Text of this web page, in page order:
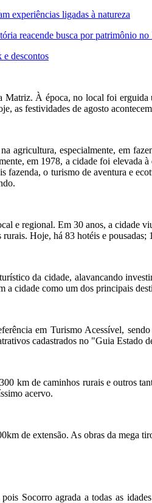
experiências ligadas à natureza
reacende busca por patrimônio no
descontos
À época, no local foi
as festividades de agosto
agricultura, especialmente, em
em 1978, a cidade foi
fazenda, o turismo de aventura e
e regional. Em 30 anos, a cidade
Hoje, há 83 hotéis e
da cidade, alavancando
a cidade como um dos principais
em Turismo Acessível,
cadastrados no "Guia Estado
km de caminhos rurais e outros
acervo.
de extensão. As obras da mega
Socorro agrada a todas as